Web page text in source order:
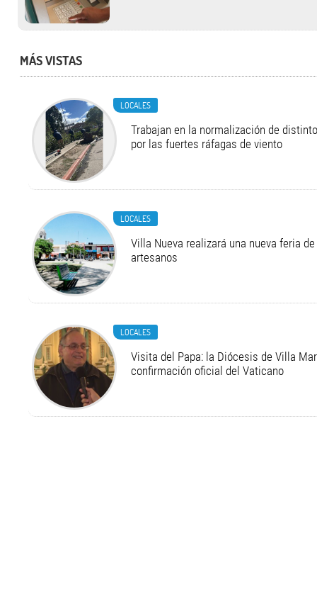
MÁS VISTAS
LOCALES
Trabajan en la normalización de
por las fuertes ráfagas de viento
LOCALES
Villa Nueva realizará una nueva feria
artesanos
LOCALES
Visita del Papa: la Diócesis de Villa
confirmación oficial del Vaticano